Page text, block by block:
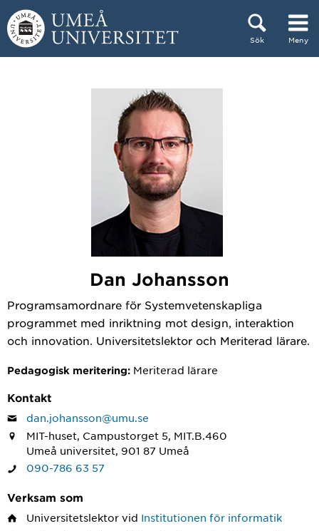
Hoppa direkt till innehållet
Sök Meny
Dan Johansson
Programsamordnare för Systemvetenskapliga
programmet med inriktning mot design, interaktion
och innovation. Universitetslektor och Meriterad lärare.
Pedagogisk meritering: Meriterad lärare
Kontakt
dan.johansson@umu.se
MIT-huset, Campustorget 5, MIT.B.460
Umeå universitet, 901 87 Umeå
090-786 63 57
Verksam som
Universitetslektor vid Institutionen för informatik